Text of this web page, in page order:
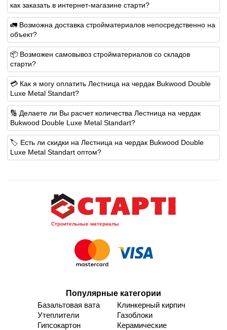
как заказать в интернет-магазине старти?
🚛 Возможна доставка стройматериалов непосредственно на
объект?
📦 Возможен самовывоз стройматериалов со складов
старти?
💳 Как я могу оплатить Лестница на чердак Bukwood Double
Luxe Metal Standart?
🔢 Делаете ли Вы расчет количества Лестница на чердак
Bukwood Double Luxe Metal Standart?
🏷️ Есть ли скидки на Лестница на чердак Bukwood Double
Luxe Metal Standart оптом?
Строительные материалы
Популярные категории
Базальтовая вата
Утеплители
Гипсокартон
Клинкерный кирпич
Газоблоки
Керамические